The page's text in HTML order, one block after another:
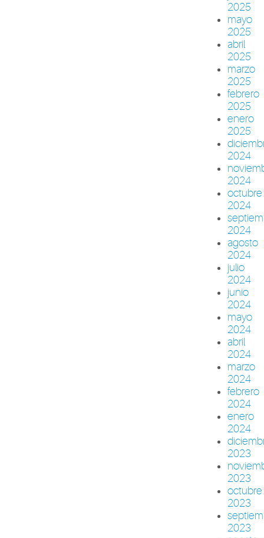
2025
mayo
2025
abril
2025
marzo
2025
febrero
2025
enero
2025
2024
2024
octubre
2024
2024
agosto
2024
julio
2024
junio
2024
mayo
2024
abril
2024
marzo
2024
febrero
2024
enero
2024
2023
2023
octubre
2023
2023